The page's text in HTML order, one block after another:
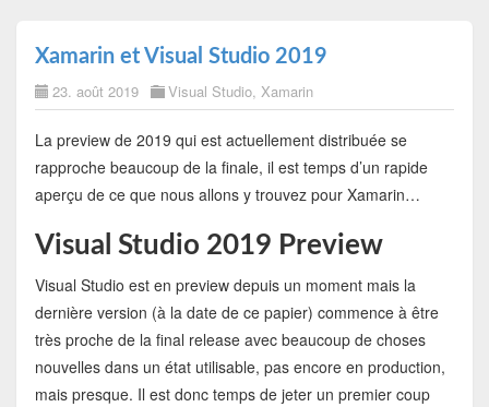
Xamarin et Visual Studio 2019
23. août 2019 Visual Studio, Xamarin
La preview de 2019 qui est actuellement distribuée se
rapproche beaucoup de la finale, il est temps d’un rapide
aperçu de ce que nous allons y trouvez pour Xamarin…
Visual Studio 2019 Preview
Visual Studio est en preview depuis un moment mais la
dernière version (à la date de ce papier) commence à être
très proche de la final release avec beaucoup de choses
nouvelles dans un état utilisable, pas encore en production,
mais presque. Il est donc temps de jeter un premier coup